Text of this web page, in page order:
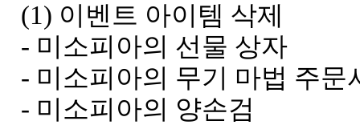
(1) 이벤트 아이템 삭제
- 미소피아의 선물 상자
- 미소피아의 무기 마법 주문
- 미소피아의 양손검